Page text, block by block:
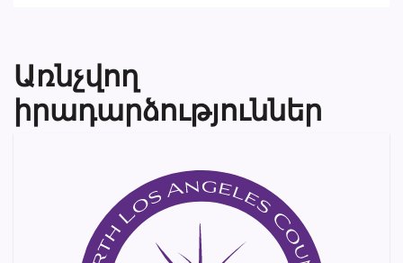
Առնչվող
իրադարձություններ